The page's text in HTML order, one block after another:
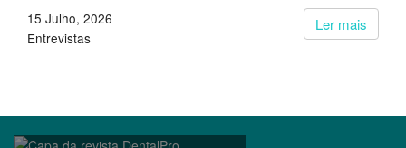
Ler mais
15 Julho, 2026
Entrevistas